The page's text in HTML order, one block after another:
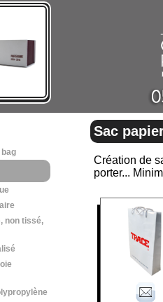
non tissé,
Sac
Création de
porter...